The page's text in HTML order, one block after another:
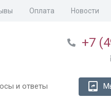
Оплата Новости
+7
и ответы